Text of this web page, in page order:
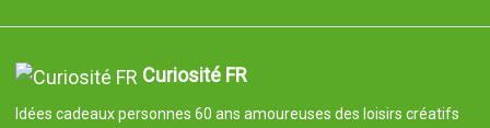
Curiosité FR
Idées cadeaux personnes 60 ans amoureuses des loisirs créatifs